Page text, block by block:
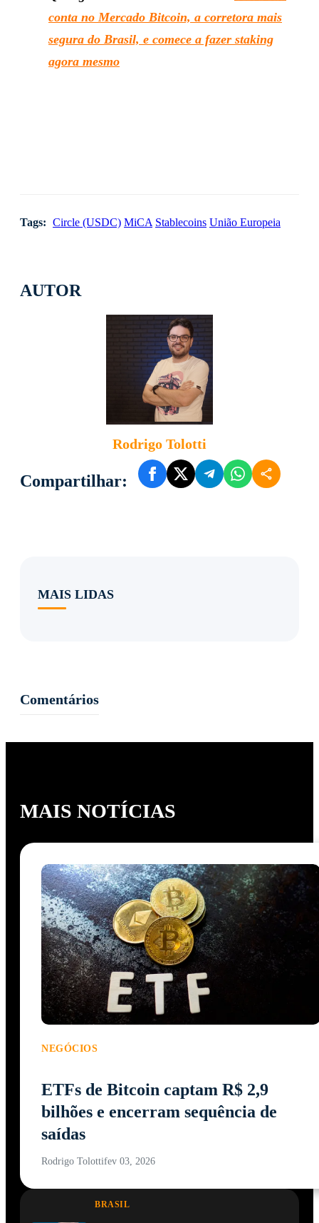
AUTOR
Rodrigo Tolotti
Compartilhar:
conta no Mercado Bitcoin, a corretora mais
segura do Brasil, e comece a fazer staking
agora mesmo
Tags: Circle (USDC) MiCA Stablecoins União Europeia
MAIS LIDAS
Comentários
MAIS NOTÍCIAS
NEGÓCIOS
ETFs de Bitcoin captam R$ 2,9
bilhões e encerram sequência de
saídas
Rodrigo Tolottifev 03, 2026
BRASIL